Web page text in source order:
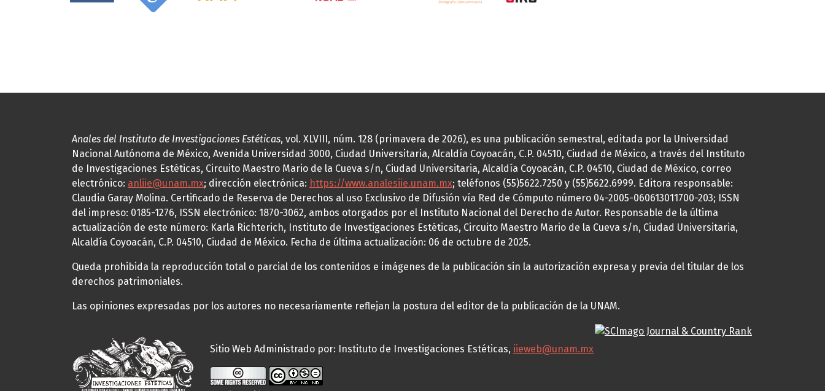
Anales del Instituto de Investigaciones Estéticas, vol. XLVIII, núm. 128 (primavera de 2026), es una publicación semestral, editada por la Universidad
Nacional Autónoma de México, Avenida Universidad 3000, Ciudad Universitaria, Alcaldía Coyoacán, C.P. 04510, Ciudad de México, a través del Instituto
de Investigaciones Estéticas, Circuito Maestro Mario de la Cueva s/n, Ciudad Universitaria, Alcaldía Coyoacán, C.P. 04510, Ciudad de México, correo
electrónico: anliie@unam.mx; dirección electrónica: https://www.analesiie.unam.mx; teléfonos (55)5622.7250 y (55)5622.6999. Editora responsable:
Claudia Garay Molina. Certificado de Reserva de Derechos al uso Exclusivo de Difusión vía Red de Cómputo número 04-2005-060613011700-203; ISSN
del impreso: 0185-1276, ISSN electrónico: 1870-3062, ambos otorgados por el Instituto Nacional del Derecho de Autor. Responsable de la última
actualización de este número: Karla Richterich, Instituto de Investigaciones Estéticas, Circuito Maestro Mario de la Cueva s/n, Ciudad Universitaria,
Alcaldía Coyoacán, C.P. 04510, Ciudad de México. Fecha de última actualización: 06 de octubre de 2025.
Queda prohibida la reproducción total o parcial de los contenidos e imágenes de la publicación sin la autorización expresa y previa del titular de los
derechos patrimoniales.
Las opiniones expresadas por los autores no necesariamente reflejan la postura del editor de la publicación de la UNAM.
Sitio Web Administrado por: Instituto de Investigaciones Estéticas, iieweb@unam.mx